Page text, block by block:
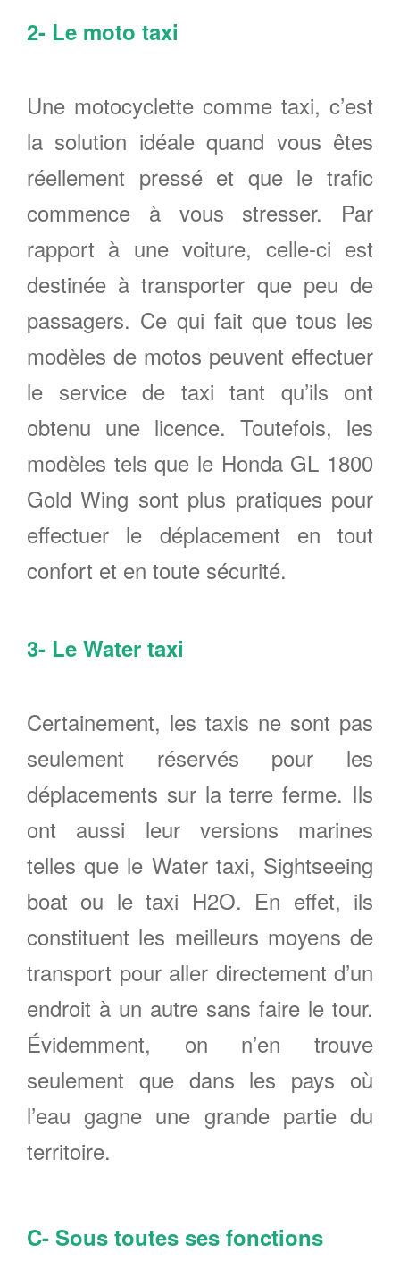
2- Le moto taxi
Une motocyclette comme taxi, c’est
la solution idéale quand vous êtes
réellement pressé et que le trafic
commence à vous stresser. Par
rapport à une voiture, celle-ci est
destinée à transporter que peu de
passagers. Ce qui fait que tous les
modèles de motos peuvent effectuer
le service de taxi tant qu’ils ont
obtenu une licence. Toutefois, les
modèles tels que le Honda GL 1800
Gold Wing sont plus pratiques pour
effectuer le déplacement en tout
confort et en toute sécurité.
3- Le Water taxi
Certainement, les taxis ne sont pas
seulement réservés pour les
déplacements sur la terre ferme. Ils
ont aussi leur versions marines
telles que le Water taxi, Sightseeing
boat ou le taxi H2O. En effet, ils
constituent les meilleurs moyens de
transport pour aller directement d’un
endroit à un autre sans faire le tour.
Évidemment, on n’en trouve
seulement que dans les pays où
l’eau gagne une grande partie du
territoire.
C- Sous toutes ses fonctions